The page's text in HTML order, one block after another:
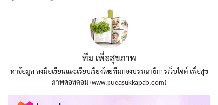
ทีม เพื่อสุขภาพ
หาข้อมูล-ลงมือเขียนและเรียบเรียงโดยทีมกองบรรณาธิการเว็บไซต์ เพื่อสุข
ภาพดอทคอม (www.pueasukkapab.com)